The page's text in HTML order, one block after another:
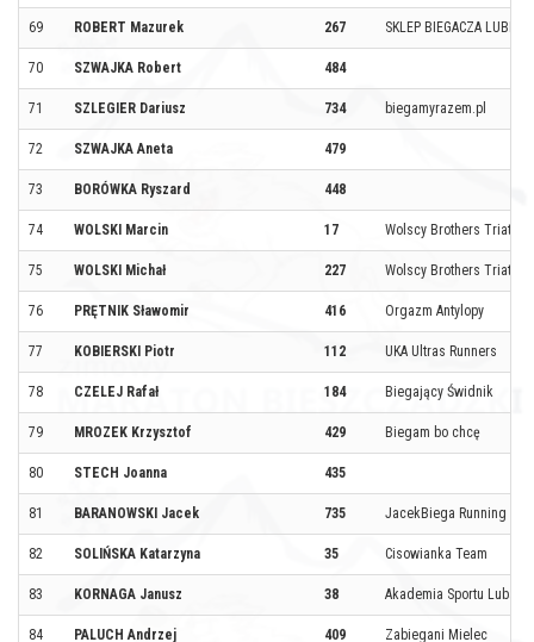
69 ROBERT Mazurek 267 SKLEP BIEGACZA
70 SZWAJKA Robert 484
71 SZLEGIER Dariusz 734 biegamyrazem.pl
72 SZWAJKA Aneta 479
73 BORÓWKA Ryszard 448
74 WOLSKI Marcin 17 Wolscy Brothers
75 WOLSKI Michał 227 Wolscy Brothers
76 PRĘTNIK Sławomir 416 Orgazm Antylopy
77 KOBIERSKI Piotr 112 UKA Ultras Runners
78 CZELEJ Rafał 184 Biegający Świdnik
79 MROZEK Krzysztof 429 Biegam bo chcę
80 STECH Joanna 435
81 BARANOWSKI Jacek 735 JacekBiega Running
82 SOLIŃSKA Katarzyna 35 Cisowianka Team
83 KORNAGA Janusz 38 Akademia Sportu
84 PALUCH Andrzej 409 Zabiegani Mielec